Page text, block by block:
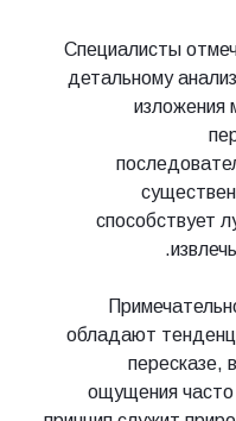
Специалисты
детальному
изложения
способствует
обладают
пересказе,
ощущения